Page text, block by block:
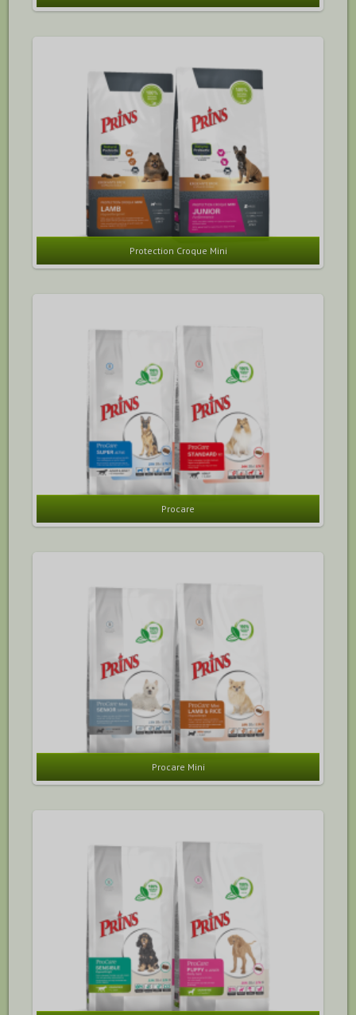
Protection Croque Mini
Procare
Procare Mini